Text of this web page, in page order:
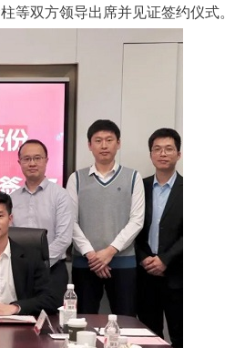
等双方领导出席并见证签约仪式。